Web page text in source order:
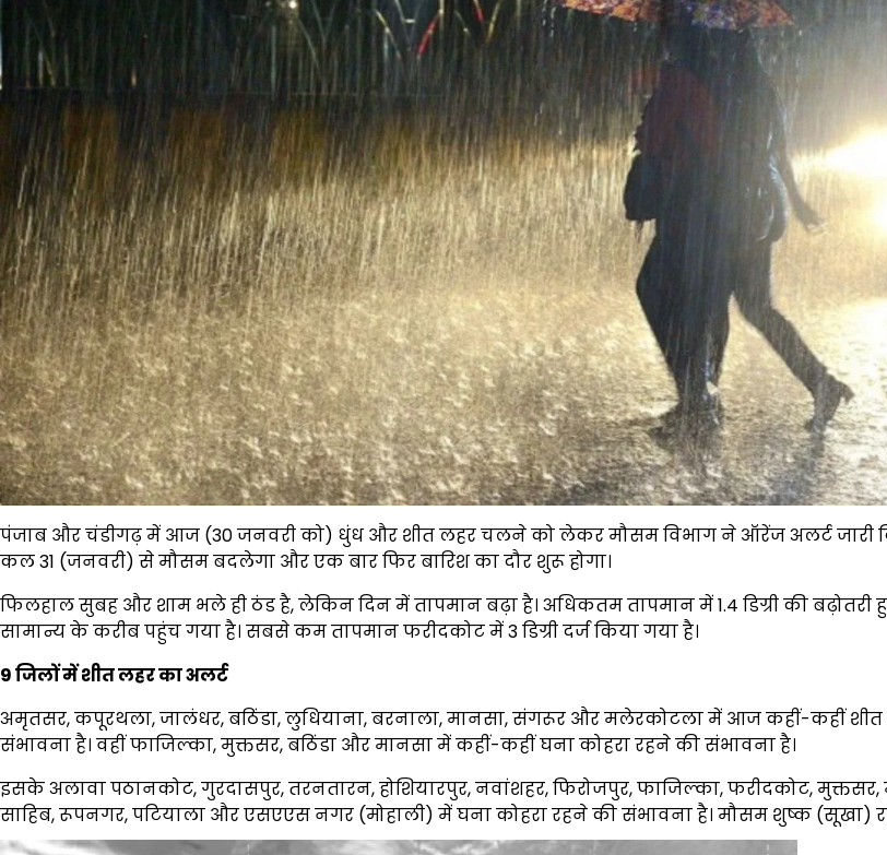
पंजाब और चंडीगढ़ में आज (30 जनवरी को) धुंध और शीत लहर चलने को लेकर मौसम विभाग ने ऑरेंज अलर्ट जारी
कल 31 (जनवरी) से मौसम बदलेगा और एक बार फिर बारिश का दौर शुरू होगा।
फिलहाल सुबह और शाम भले ही ठंड है, लेकिन दिन में तापमान बढ़ा है। अधिकतम तापमान में 1.4 डिग्री की
सामान्य के करीब पहुंच गया है। सबसे कम तापमान फरीदकोट में 3 डिग्री दर्ज किया गया है।
9 जिलों में शीत लहर का अलर्ट
अमृतसर, कपूरथला, जालंधर, बठिंडा, लुधियाना, बरनाला, मानसा, संगरूर और मलेरकोटला में आज कहीं-कहीं
संभावना है। वहीं फाजिल्का, मुक्तसर, बठिंडा और मानसा में कहीं-कहीं घना कोहरा रहने की संभावना है।
इसके अलावा पठानकोट, गुरदासपुर, तरनतारन, होशियारपुर, नवांशहर, फिरोजपुर, फाजिल्का, फरीदकोट,
साहिब, रूपनगर, पटियाला और एसएएस नगर (मोहाली) में घना कोहरा रहने की संभावना है। मौसम शुष्क (सूखा)